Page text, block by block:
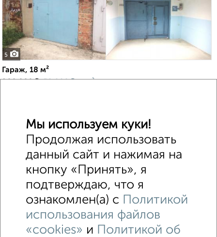
5
Гараж, 18 м²
₽ ₽
Мы используем куки!
Продолжая использовать
данный сайт и нажимая на
кнопку «Принять», я
подтверждаю, что я
ознакомлен(а) с Политикой
использования файлов
«cookies» и Политикой об